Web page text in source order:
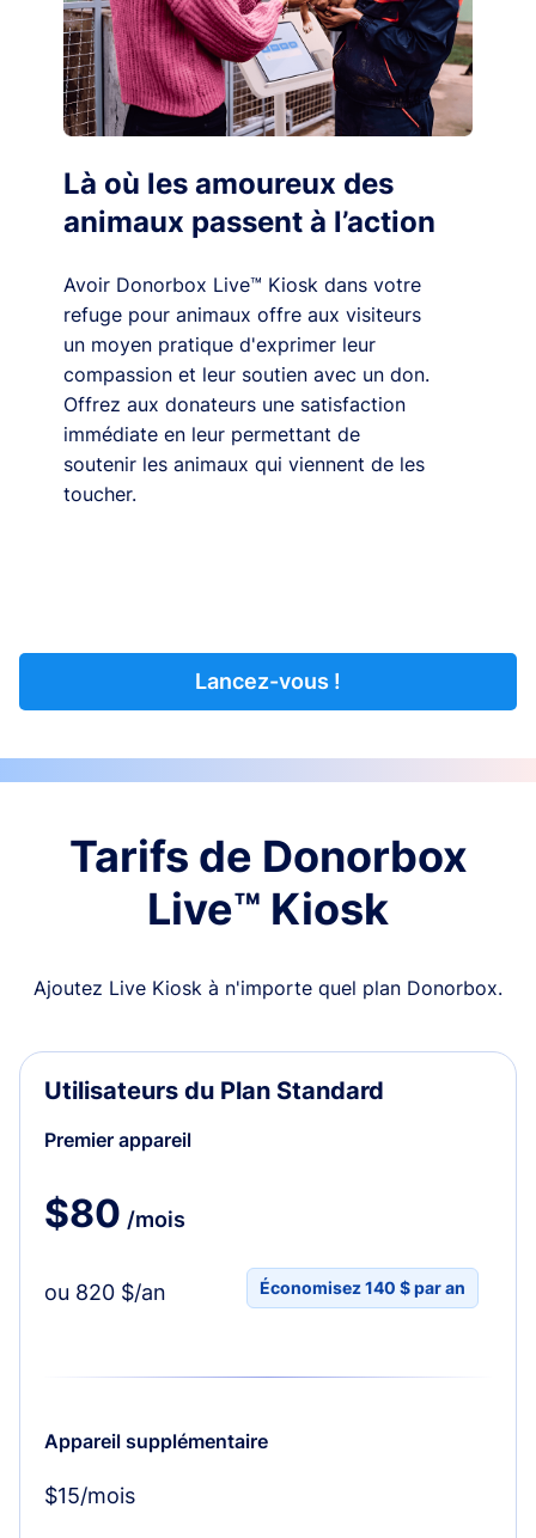
Là où les amoureux des
animaux passent à l’action
Avoir Donorbox Live™ Kiosk dans votre
refuge pour animaux offre aux visiteurs
un moyen pratique d'exprimer leur
compassion et leur soutien avec un don.
Offrez aux donateurs une satisfaction
immédiate en leur permettant de
soutenir les animaux qui viennent de les
toucher.
Lancez-vous !
Tarifs de Donorbox
Live™ Kiosk
Ajoutez Live Kiosk à n'importe quel plan Donorbox.
Utilisateurs du Plan Standard
Premier appareil
$80 /mois
ou 820 $/an Économisez 140 $ par an
Appareil supplémentaire
$15/mois